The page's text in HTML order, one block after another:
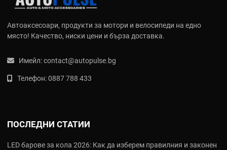
Автоаксесоари, продукти за мотори и велосипеди на едно
място! Качество, ниски цени и бърза доставка.
Имейл:contact@autopulse.bg
Телефон:0887 788 433
ПОСЛЕДНИ СТАТИИ
LED барове за кола 2026: Как да изберем правилния и законен